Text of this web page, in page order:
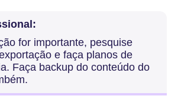
for importante, pesquise
e faça planos de
Faça backup do conteúdo do